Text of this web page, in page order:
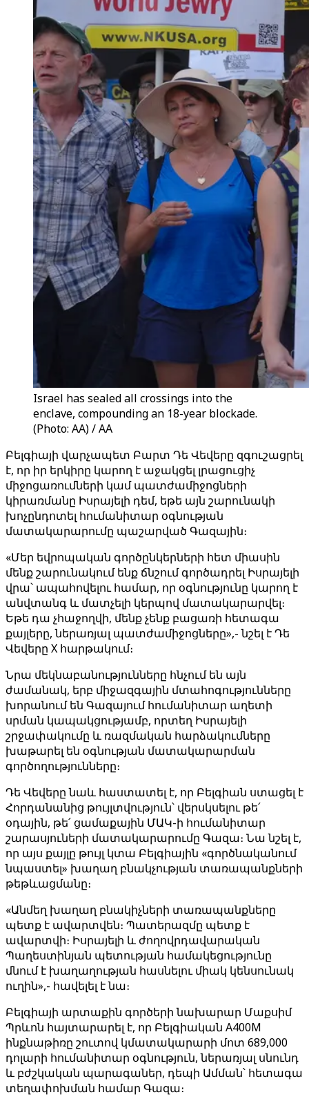
Israel has sealed all crossings into the
enclave, compounding an 18-year blockade.
(Photo: AA) / AA
Բելգիայի վարչապետ Բարտ Դե Վեվերը զգուշացրել
է, որ իր երկիրը կարող է աջակցել լրացուցիչ
միջոցառումների կամ պատժամիջոցների
կիրառմանը Իսրայելի դեմ, եթե այն շարունակի
խոչընդոտել հումանիտար օգնության
մատակարարումը պաշարված Գազային։
«Մեր եվրոպական գործընկերների հետ միասին
մենք շարունակում ենք ճնշում գործադրել Իսրայելի
վրա՝ ապահովելու համար, որ օգնությունը կարող է
անվտանգ և մատչելի կերպով մատակարարվել։
Եթե դա չհաջողվի, մենք չենք բացառի հետագա
քայլերը, ներառյալ պատժամիջոցները»,- նշել է Դե
Վեվերը X հարթակում։
Նրա մեկնաբանությունները հնչում են այն
ժամանակ, երբ միջազգային մտահոգությունները
խորանում են Գազայում հումանիտար աղետի
սրման կապակցությամբ, որտեղ Իսրայելի
շրջափակումը և ռազմական հարձակումները
խաթարել են օգնության մատակարարման
գործողությունները։
Դե Վեվերը նաև հաստատել է, որ Բելգիան ստացել է
Հորդանանից թույլտվություն՝ վերսկսելու թե՛
օդային, թե՛ ցամաքային ՄԱԿ-ի հումանիտար
շարասյուների մատակարարումը Գազա։ Նա նշել է,
որ այս քայլը թույլ կտա Բելգիային «գործնականում
նպաստել» խաղաղ բնակչության տառապանքների
թեթևացմանը։
«Անմեղ խաղաղ բնակիչների տառապանքները
պետք է ավարտվեն։ Պատերազմը պետք է
ավարտվի։ Իսրայելի և ժողովրդավարական
Պաղեստինյան պետության համակեցությունը
մնում է խաղաղության հասնելու միակ կենսունակ
ուղին»,- հավելել է նա։
Բելգիայի արտաքին գործերի նախարար Մաքսիմ
Պրևոն հայտարարել է, որ Բելգիական A400M
ինքնաթիռը շուտով կմատակարարի մոտ 689,000
դոլարի հումանիտար օգնություն, ներառյալ սնունդ
և բժշկական պարագաներ, դեպի Ամման՝ հետագա
տեղափոխման համար Գազա։